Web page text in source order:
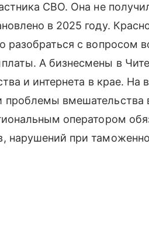
СВО. Она не
в 2025 году.
разобраться с вопросом
А бизнесмены в
и интернета в крае. На
вмешательства
оператором
нарушений при